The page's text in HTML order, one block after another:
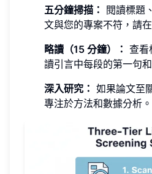
五分鐘掃描：
閱讀標題
文與您的專案不符，請
略讀（15 分鐘）： 查看
讀引言中每段的第一句
深入研究： 如果論文至
專注於方法和數據分析。